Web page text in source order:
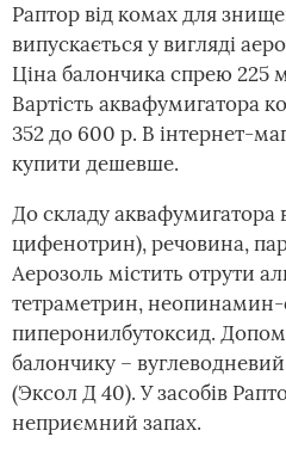
Раптор від комах для
випускається у вигляді
Ціна балончика спрею 225
Вартість аквафумигатора
352 до 600 р. В інтернет-
купити дешевше.
До складу аквафумигатора
цифенотрин), речовина,
Аерозоль містить отрути
тетраметрин, неопинамин-
пиперонилбутоксид.
балончику –
(Эксол Д 40). У засобів
неприємний запах.